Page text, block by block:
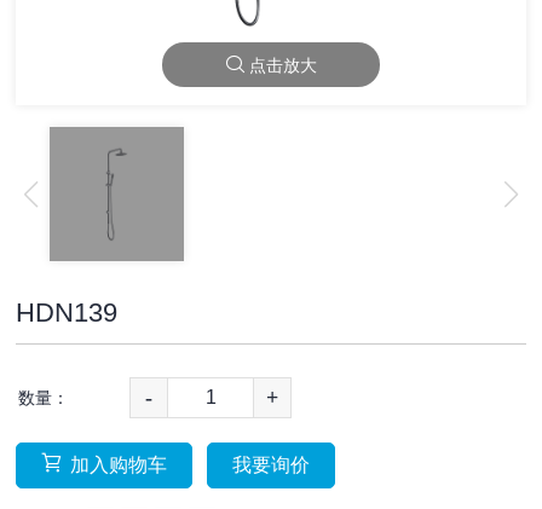
点击放大
HDN139
数量： - +
加入购物车 我要询价